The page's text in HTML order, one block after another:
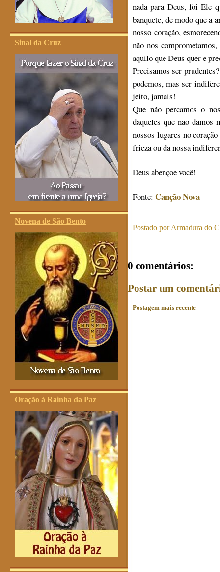
Sinal da Cruz
Novena de São Bento
Oração à Rainha da Paz
nada para Deus, foi Ele
banquete, de modo que a
nosso coração,
não nos
aquilo que Deus quer e
Precisamos ser
podemos, mas ser
jeito, jamais!
Que não percamos o
daqueles que não damos
nossos lugares no
frieza ou da nossa
Deus abençoe você!
Fonte: Canção Nova
Postado porArmadura do
0 comentários:
Postar um
Postagem mais recente